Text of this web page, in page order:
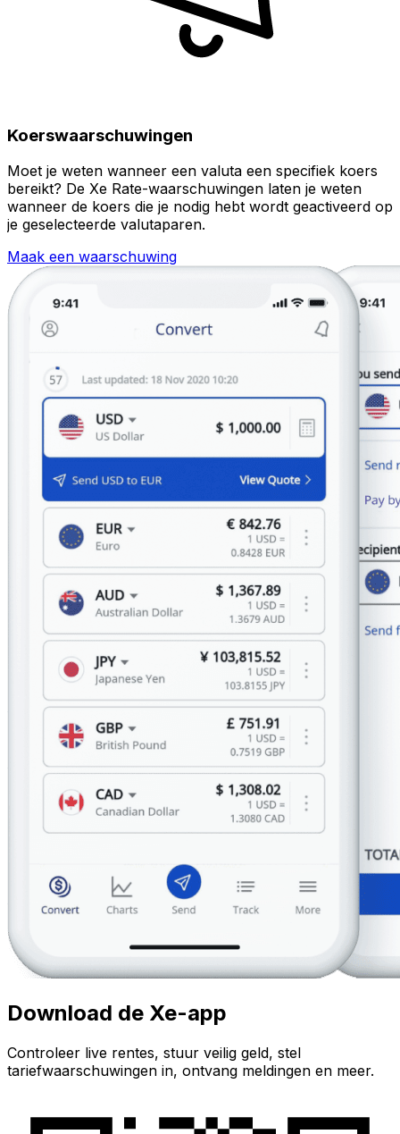
Koerswaarschuwingen
Moet je weten wanneer een valuta een specifiek koers
bereikt? De Xe Rate-waarschuwingen laten je weten
wanneer de koers die je nodig hebt wordt geactiveerd op
je geselecteerde valutaparen.
Maak een waarschuwing
Download de Xe-app
Controleer live rentes, stuur veilig geld, stel
tariefwaarschuwingen in, ontvang meldingen en meer.